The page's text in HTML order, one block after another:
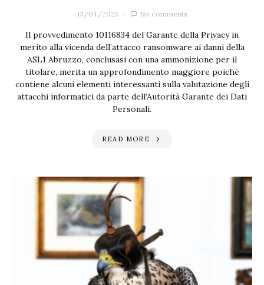
13/04/2025 No comments
Il provvedimento 10116834 del Garante della Privacy in
merito alla vicenda dell’attacco ransomware ai danni della
ASL1 Abruzzo, conclusasi con una ammonizione per il
titolare, merita un approfondimento maggiore poiché
contiene alcuni elementi interessanti sulla valutazione degli
attacchi informatici da parte dell’Autorità Garante dei Dati
Personali.
READ MORE